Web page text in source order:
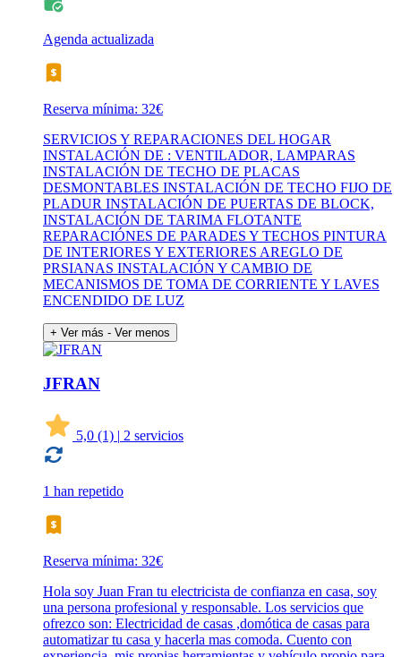
Agenda actualizada
Reserva mínima: 32€
SERVICIOS Y REPARACIONES DEL HOGAR
INSTALACIÓN DE : VENTILADOR, LAMPARAS
INSTALACIÓN DE TECHO DE PLACAS
DESMONTABLES INSTALACIÓN DE TECHO FIJO DE
PLADUR INSTALACIÓN DE PUERTAS DE BLOCK,
INSTALACIÓN DE TARIMA FLOTANTE
REPARACIÓNES DE PARADES Y TECHOS PINTURA
DE INTERIORES Y EXTERIORES AREGLO DE
PRSIANAS INSTALACIÓN Y CAMBIO DE
MECANISMOS DE TOMA DE CORRIENTE Y LAVES
ENCENDIDO DE LUZ
+ Ver más - Ver menos
JFRAN
5,0 (1) | 2 servicios
1 han repetido
Reserva mínima: 32€
Hola soy Juan Fran tu electricista de confianza en casa, soy
una persona profesional y responsable. Los servicios que
ofrezco son: Electricidad de casas ,domótica de casas para
automatizar tu casa y hacerla mas comoda. Cuento con